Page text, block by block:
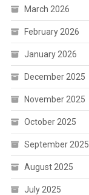
March 2026
February 2026
January 2026
December 2025
November 2025
October 2025
September 2025
August 2025
July 2025